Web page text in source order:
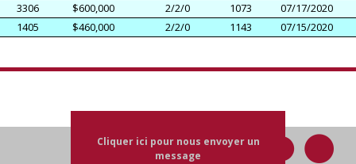
3306
$600,000 2/2/0 1073
07/17/2020
1405
$460,000 2/2/0 1143 07/15/2020
Cliquer ici pour nous envoyer un
message